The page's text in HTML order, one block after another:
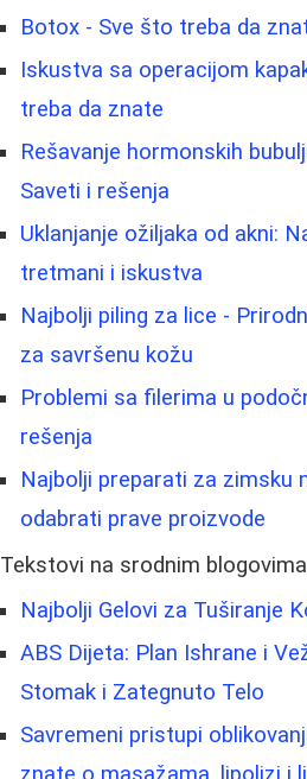
Botox - Sve što treba da
Iskustva sa operacijom
treba da znate
Rešavanje hormonskih
Saveti i rešenja
Uklanjanje ožiljaka od akni:
tretmani i iskustva
Najbolji piling za lice -
za savršenu kožu
Problemi sa filerima u
rešenja
Najbolji preparati za zimsku
odabrati prave proizvode
Tekstovi na srodnim blogovima
Najbolji Gelovi za Tuširanje
ABS Dijeta: Plan Ishrane i
Stomak i Zategnuto Telo
Savremeni pristupi